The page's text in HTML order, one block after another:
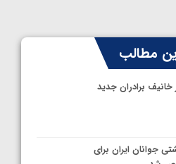
مطالب
برادران جدید
جوانان ایران برای